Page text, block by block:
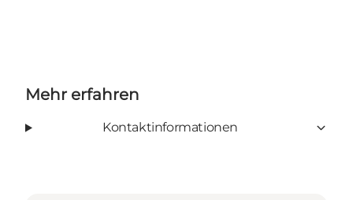
Mehr erfahren
Kontaktinformationen